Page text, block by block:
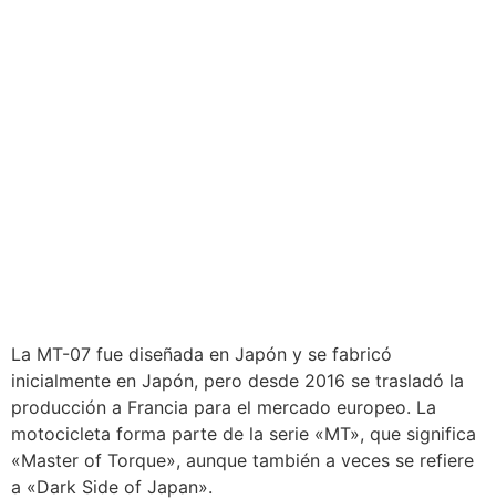
La MT-07 fue diseñada en Japón y se fabricó
inicialmente en Japón, pero desde 2016 se trasladó la
producción a Francia para el mercado europeo. La
motocicleta forma parte de la serie «MT», que significa
«Master of Torque», aunque también a veces se refiere
a «Dark Side of Japan».